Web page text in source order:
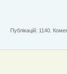
Публікацій: 1140.